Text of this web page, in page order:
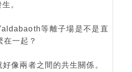
。
等離子場是不是直
在一起？
好像兩者之間的共生關係。